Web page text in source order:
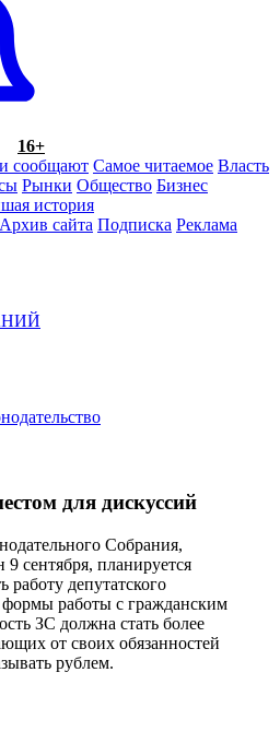
16+
сообщают Самое читаемое Власть
Рынки Общество Бизнес
история
Архив сайта Подписка Реклама
для дискуссий
Собрания,
9 сентября, планируется
работу депутатского
формы работы с гражданским
ЗС должна стать более
от своих обязанностей
рублем.